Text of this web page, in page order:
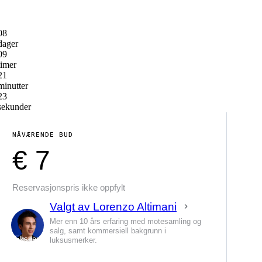
NÅVÆRENDE BUD
€ 7
Reservasjonspris ikke oppfylt
Ekspert
Valgt av Lorenzo Altimani
Mer enn 10 års erfaring med motesamling og
salg, samt kommersiell bakgrunn i
luksusmerker.